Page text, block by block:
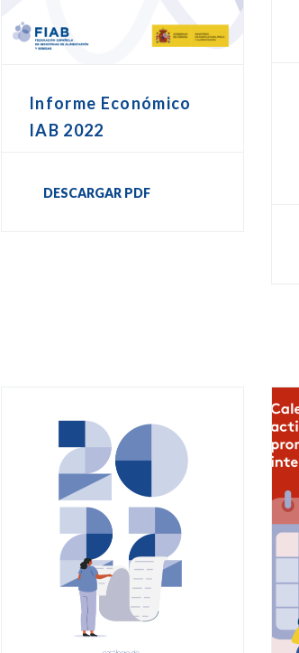
Informe Económico
IAB 2022
DESCARGAR PDF